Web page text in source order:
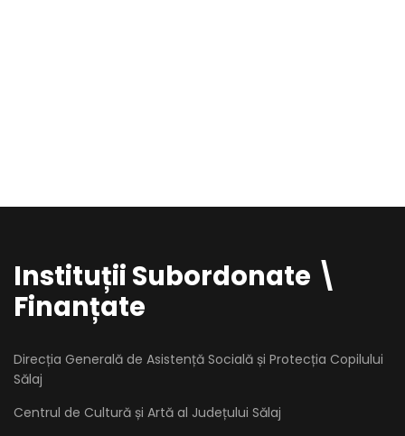
Instituții Subordonate \
Finanțate
Direcția Generală de Asistență Socială și Protecția Copilului
Sălaj
Centrul de Cultură și Artă al Județului Sălaj